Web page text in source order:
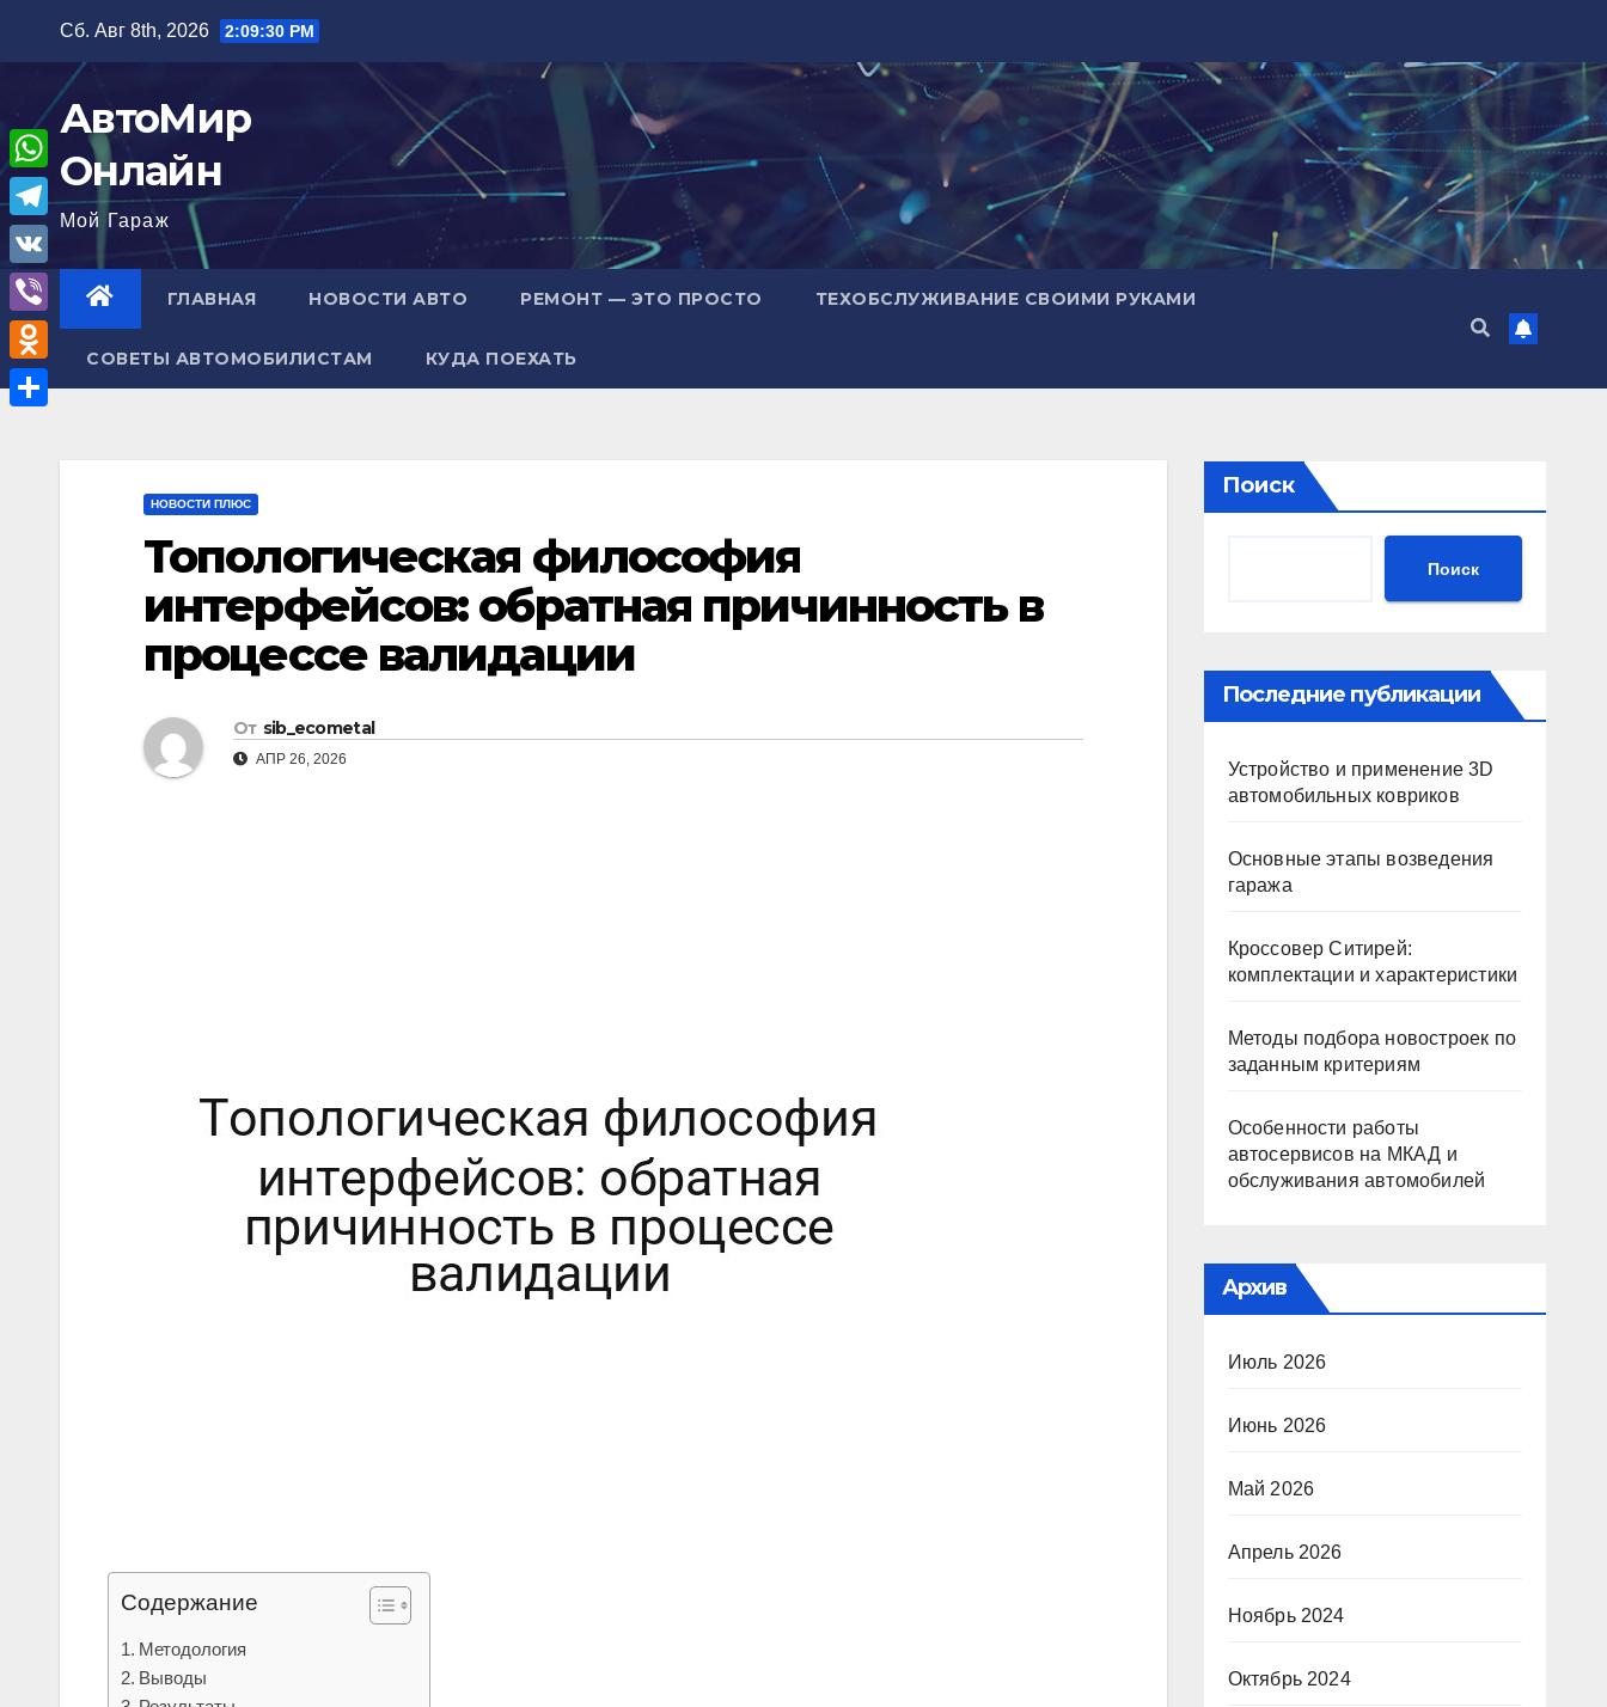
содержимому
Сб. Авг 8th, 2026 2:09:31 PM
АвтоМир
Онлайн
Мой Гараж
ГЛАВНАЯ НОВОСТИ АВТО РЕМОНТ — ЭТО ПРОСТО ТЕХОБСЛУЖИВАНИЕ СВОИМИ РУКАМИ
СОВЕТЫ АВТОМОБИЛИСТАМ КУДА ПОЕХАТЬ
НОВОСТИ ПЛЮС
Топологическая философия
интерфейсов: обратная причинность в
процессе валидации
От sib_ecometal
АПР 26, 2026
Содержание
Методология
Выводы
Поиск
Поиск
Последние публикации
Устройство и применение 3D
автомобильных ковриков
Основные этапы возведения
гаража
Кроссовер Ситирей:
комплектации и характеристики
Методы подбора новостроек по
заданным критериям
Особенности работы
автосервисов на МКАД и
обслуживания автомобилей
Архив
Июль 2026
Июнь 2026
Май 2026
Апрель 2026
Ноябрь 2024
Октябрь 2024
W
h
a
A
T
e
l
e
g
V
K
V
i
b
O